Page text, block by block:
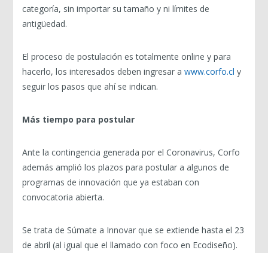
categoría, sin importar su tamaño y ni límites de
antigüedad.
El proceso de postulación es totalmente online y para
hacerlo, los interesados deben ingresar awww.corfo.cl y
seguir los pasos que ahí se indican.
Más tiempo para postular
Ante la contingencia generada por el Coronavirus, Corfo
además amplió los plazos para postular a algunos de
programas de innovación que ya estaban con
convocatoria abierta.
Se trata de Súmate a Innovar que se extiende hasta el 23
de abril (al igual que el llamado con foco en Ecodiseño).